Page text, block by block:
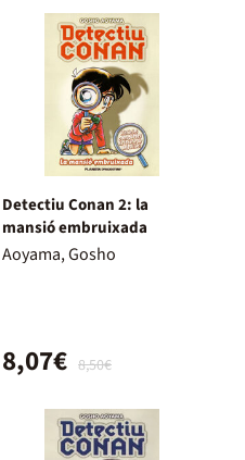
Detectiu Conan 2: la
mansió embruixada
Aoyama, Gosho
8,50€
8,07€